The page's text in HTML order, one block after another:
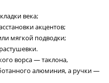
века;
акцентов;
мягкой подводки;
ворса — таклона,
алюминия, а ручки —